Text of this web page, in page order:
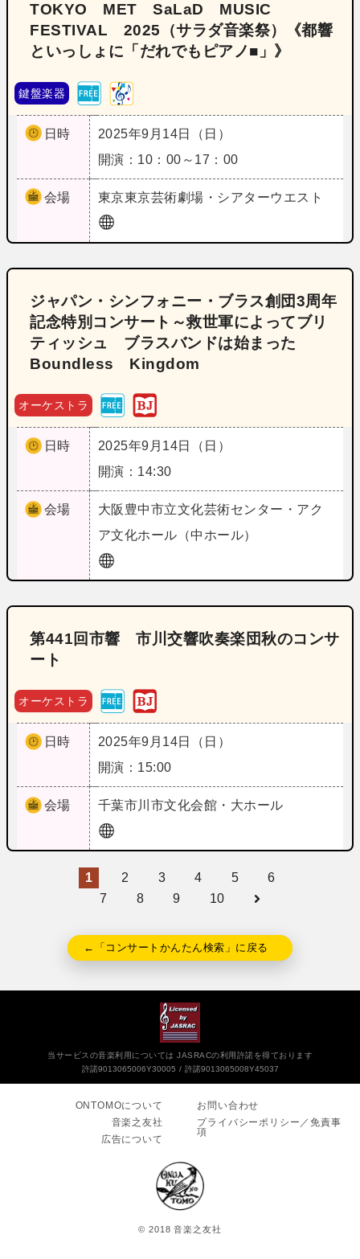
TOKYO MET SaLaD MUSIC
FESTIVAL 2025（サラダ音楽祭）《都響
といっしょに「だれでもピアノ■」》
鍵盤楽器
日時
2025年9月14日（日）
開演：10：00～17：00
会場 東京東京芸術劇場・シアターウエスト
ジャパン・シンフォニー・ブラス創団3周年
記念特別コンサート～救世軍によってブリ
ティッシュ ブラスバンドは始まった
Boundless Kingdom
オーケストラ
日時
2025年9月14日（日）
開演：14:30
会場 大阪 豊中市立文化芸術センター・アク
ア文化ホール（中ホール）
第441回市響 市川交響吹奏楽団秋のコンサ
ート
オーケストラ
日時
2025年9月14日（日）
開演：15:00
会場 千葉市川市文化会館・大ホール
1 2 3 4 5
6
7
8 9 10
←「コンサートかんたん検索」に戻る
当サービスの音楽利用については JASRACの利用許諾を得ております
許諾9013065006Y30005
許諾9013065008Y45037
ONTOMOについて
音楽之友社
広告について
お問い合わせ
プライバシーポリシー／免責事
項
© 2018 音楽之友社